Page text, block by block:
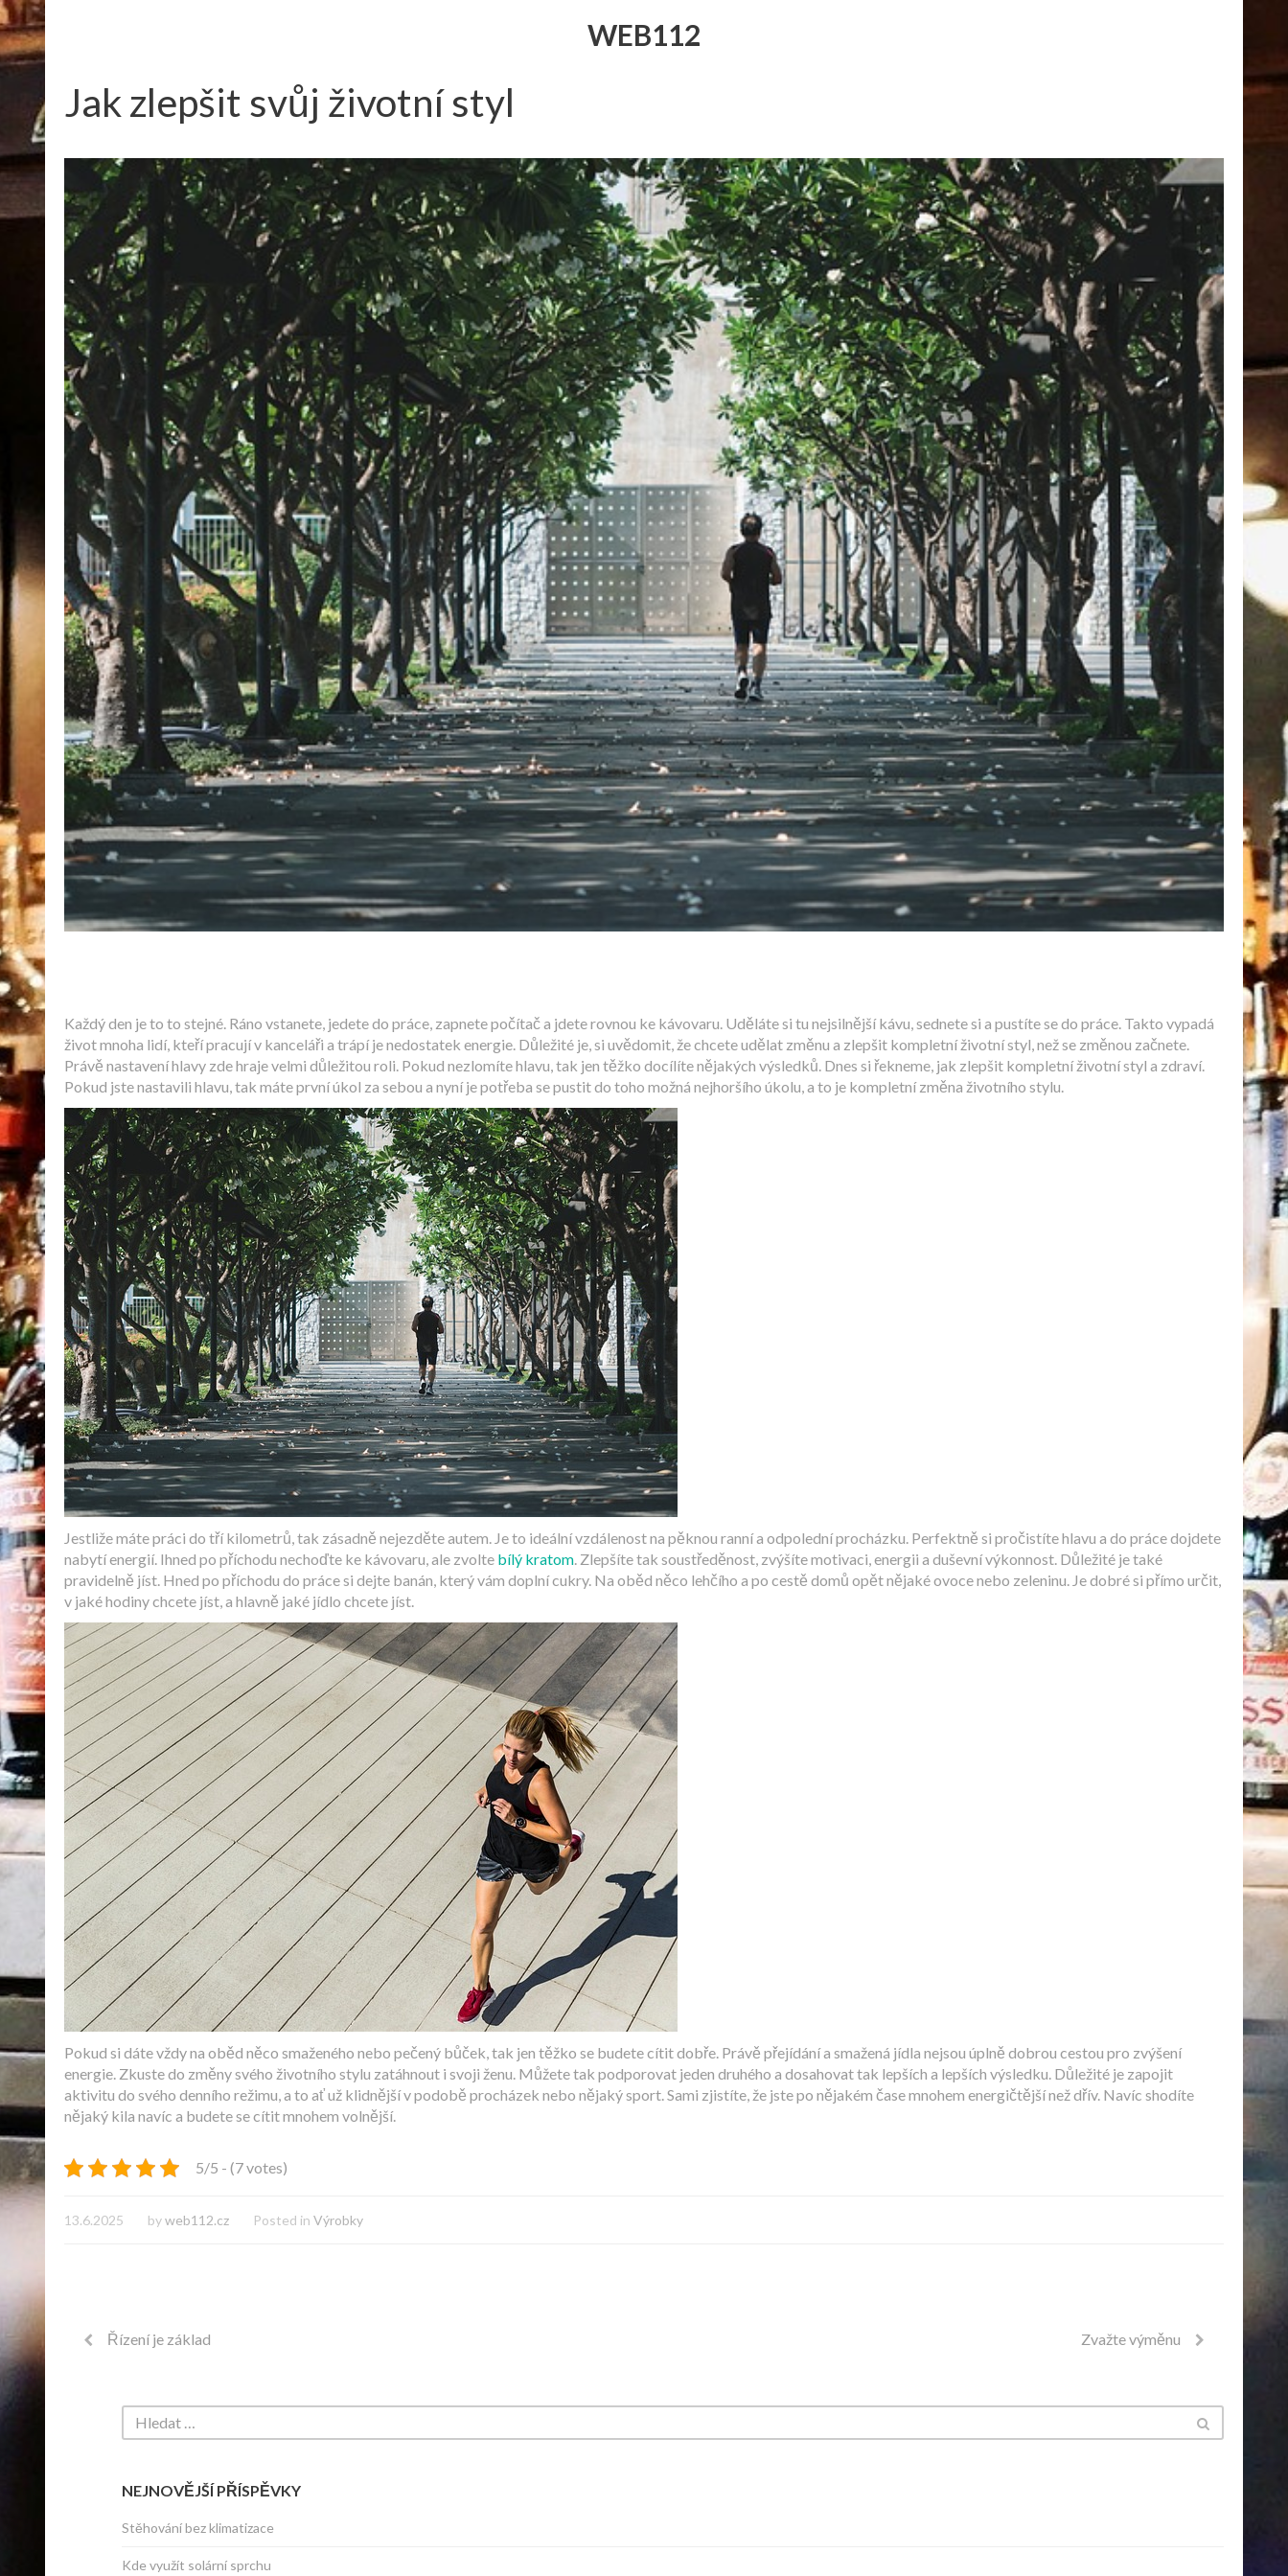
WEB112
Jak zlepšit svůj životní styl
Každý den je to to stejné. Ráno vstanete, jedete do práce, zapnete počítač a jdete rovnou ke kávovaru. Uděláte si tu nejsilnější kávu, sednete si a pustíte se do práce. Takto vypadá
život mnoha lidí, kteří pracují v kanceláři a trápí je nedostatek energie. Důležité je, si uvědomit, že chcete udělat změnu a zlepšit kompletní životní styl, než se změnou začnete.
Právě nastavení hlavy zde hraje velmi důležitou roli. Pokud nezlomíte hlavu, tak jen těžko docílíte nějakých výsledků. Dnes si řekneme, jak zlepšit kompletní životní styl a zdraví.
Pokud jste nastavili hlavu, tak máte první úkol za sebou a nyní je potřeba se pustit do toho možná nejhoršího úkolu, a to je kompletní změna životního stylu.
Jestliže máte práci do tří kilometrů, tak zásadně nejezděte autem. Je to ideální vzdálenost na pěknou ranní a odpolední procházku. Perfektně si pročistíte hlavu a do práce dojdete
nabytí energií. Ihned po příchodu nechoďte ke kávovaru, ale zvolte bílý kratom. Zlepšíte tak soustředěnost, zvýšíte motivaci, energii a duševní výkonnost. Důležité je také
pravidelně jíst. Hned po příchodu do práce si dejte banán, který vám doplní cukry. Na oběd něco lehčího a po cestě domů opět nějaké ovoce nebo zeleninu. Je dobré si přímo určit,
v jaké hodiny chcete jíst, a hlavně jaké jídlo chcete jíst.
Pokud si dáte vždy na oběd něco smaženého nebo pečený bůček, tak jen těžko se budete cítit dobře. Právě přejídání a smažená jídla nejsou úplně dobrou cestou pro zvýšení
energie. Zkuste do změny svého životního stylu zatáhnout i svoji ženu. Můžete tak podporovat jeden druhého a dosahovat tak lepších a lepších výsledku. Důležité je zapojit
aktivitu do svého denního režimu, a to ať už klidnější v podobě procházek nebo nějaký sport. Sami zjistíte, že jste po nějakém čase mnohem energičtější než dřív. Navíc shodíte
nějaký kila navíc a budete se cítit mnohem volnější.
5/5 - (7 votes)
13.6.2025 byweb112.cz Posted in Výrobky
Řízení je základ Zvažte výměnu
NEJNOVĚJŠÍ PŘÍSPĚVKY
Stěhování bez klimatizace
Kde využít solární sprchu